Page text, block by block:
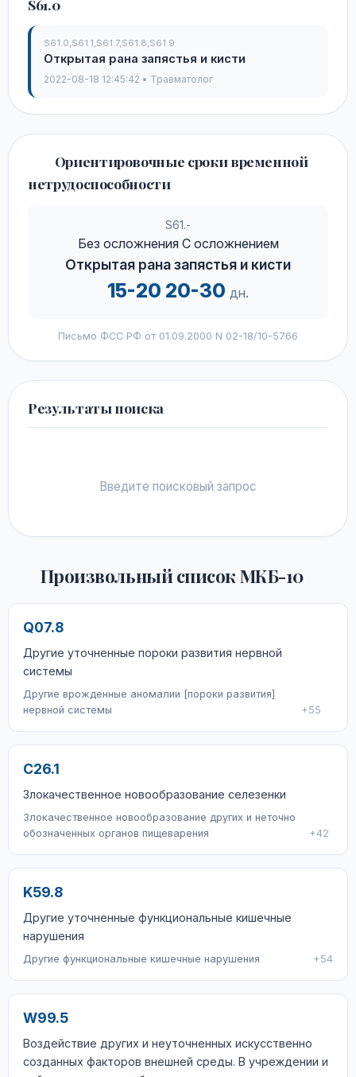
S61.0
S61.0,S61.1,S61.7,S61.8,S61.9
Открытая рана запястья и кисти
2022-08-18 12:45:42 • Травматолог
Ориентировочные сроки временной
нетрудоспособности
S61.-
Без осложнения С осложнением
Открытая рана запястья и кисти
15-20 20-30 дн.
Письмо ФСС РФ от 01.09.2000 N 02-18/10-5766
Результаты поиска
Введите поисковый запрос
Произвольный список МКБ-10
Q07.8
Другие уточненные пороки развития нервной
системы
Другие врожденные аномалии [пороки развития]
нервной системы
+55
C26.1
Злокачественное новообразование селезенки
Злокачественное новообразование других и неточно
обозначенных органов пищеварения
+42
K59.8
Другие уточненные функциональные кишечные
нарушения
Другие функциональные кишечные нарушения +54
W99.5
Воздействие других и неуточненных искусственно
созданных факторов внешней среды. В учреждении и